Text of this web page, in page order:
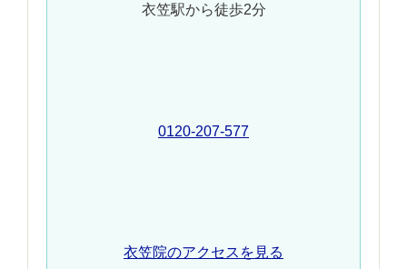
衣笠駅から徒歩2分
0120-207-577
衣笠院のアクセスを見る